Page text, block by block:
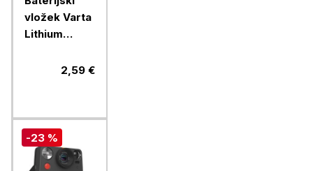
vložek Varta
Lithium
CR2016 1/1
2,59 €
-23 %